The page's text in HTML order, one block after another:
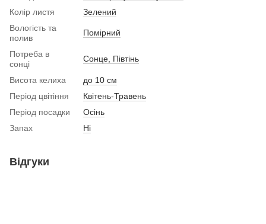
Колір листя
Зелений
Вологість та
полив
Помірний
Потреба в
сонці
Сонце, Півтінь
Висота келиха
до 10 см
Період цвітіння
Квітень-Травень
Період посадки
Осінь
Запах
Ні
Відгуки